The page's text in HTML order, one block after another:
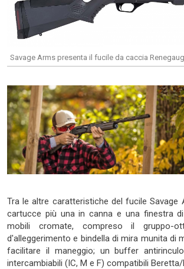
Savage Arms presenta il fucile da caccia
Tra le altre caratteristiche del fucile
cartucce più una in canna e una finestra
mobili cromate, compreso il gruppo-
d'alleggerimento e bindella di mira munita
facilitare il maneggio; un buffer
intercambiabili (IC, M e F) compatibili